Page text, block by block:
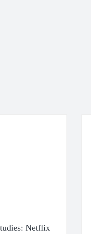
Netflix